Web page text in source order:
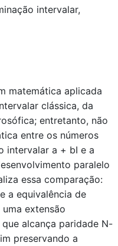
intervalar,
matemática aplicada
clássica, da
entretanto, não
entre os números
intervalar a + bI e a
paralelo
essa comparação:
a equivalência de
extensão
alcança paridade N-
preservando a